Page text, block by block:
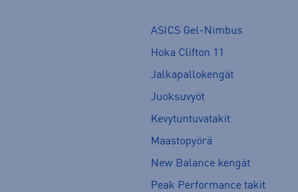
ASICS Gel-Nimbus
Hoka Clifton 11
Jalkapallokengät
Juoksuvyöt
Kevytuntuvatakit
Maastopyörä
New Balance kengät
Peak Performance takit